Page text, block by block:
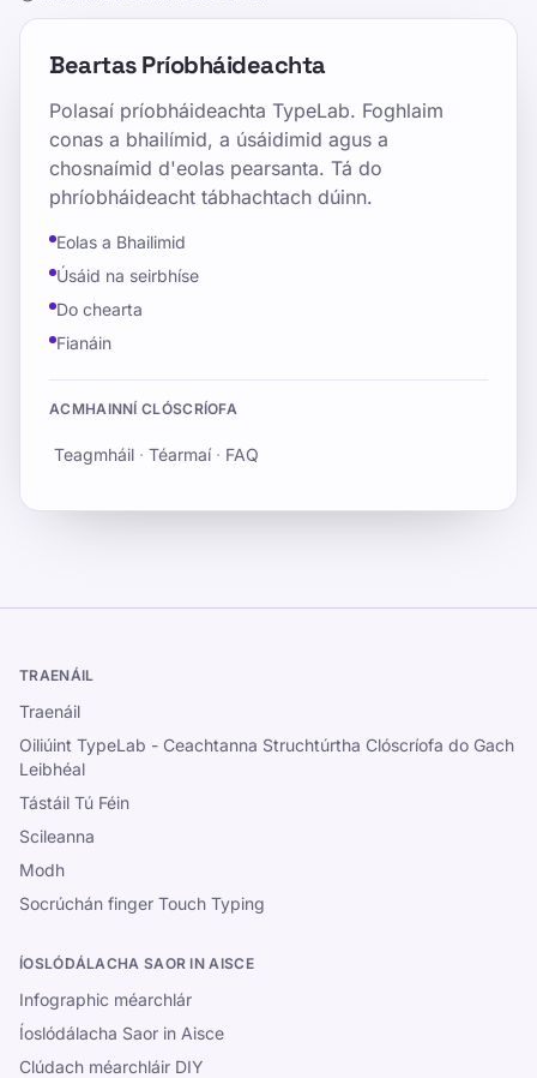
Beartas Príobháideachta
Polasaí príobháideachta TypeLab. Foghlaim
conas a bhailímid, a úsáidimid agus a
chosnaímid d'eolas pearsanta. Tá do
phríobháideacht tábhachtach dúinn.
Eolas a Bhailimid
Úsáid na seirbhíse
Do chearta
Fianáin
ACMHAINNÍ CLÓSCRÍOFA
Teagmháil · Téarmaí · FAQ
TRAENÁIL
Traenáil
Oiliúint TypeLab - Ceachtanna Struchtúrtha Clóscríofa do Gach
Leibhéal
Tástáil Tú Féin
Scileanna
Modh
Socrúchán finger Touch Typing
ÍOSLÓDÁLACHA SAOR IN AISCE
Infographic méarchlár
Íoslódálacha Saor in Aisce
Clúdach méarchláir DIY